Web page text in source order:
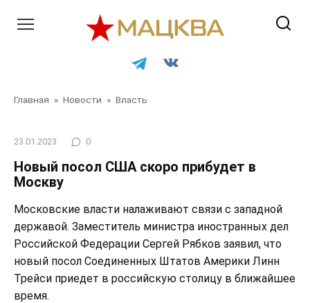
Главная » Новости » Власть
23.01.2023 0
Новый посол США скоро прибудет в
Москву
Московские власти налаживают связи с западной
державой. Заместитель министра иностранных дел
Российской Федерации Сергей Рябков заявил, что
новый посол Соединенных Штатов Америки Линн
Трейси приедет в российскую столицу в ближайшее
время.